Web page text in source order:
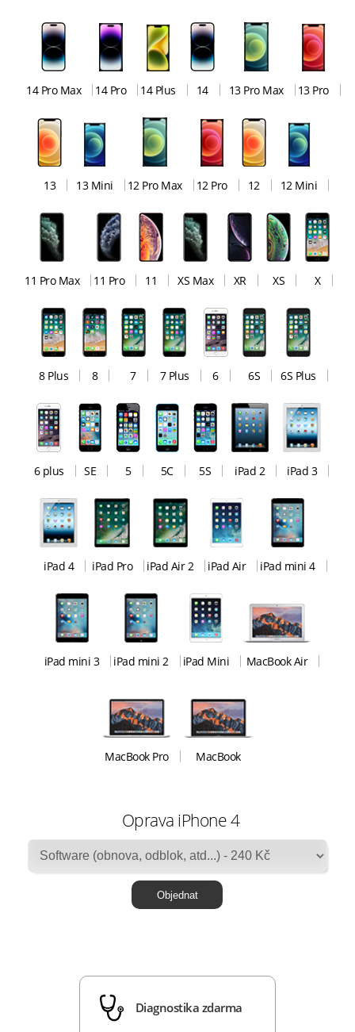
14 Pro Max 14 Pro 14 Plus 14 13 Pro Max 13 Pro
13 13 Mini 12 Pro Max 12 Pro 12 12 Mini
11 Pro Max 11 Pro 11 XS Max XR XS X
8 Plus 8 7 7 Plus 6 6S 6S Plus
6 plus SE 5 5C 5S iPad 2 iPad 3
iPad 4 iPad Pro iPad Air 2 iPad Air iPad mini 4
iPad mini 3 iPad mini 2 iPad Mini MacBook Air
MacBook Pro MacBook
Oprava iPhone 4
Diagnostika zdarma